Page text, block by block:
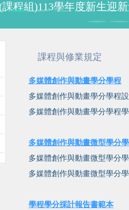
課程組)113學年度新生迎
課程與修業規定
多媒體創作與動畫學分學程
多媒體創作與動畫學分學程
多媒體創作與動畫學分學程
多媒體創作與動畫微型學分
多媒體創作與動畫微型學分
多媒體創作與動畫微型學分
學程學分採計報告書範本